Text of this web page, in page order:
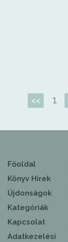
<< 1
Főoldal
Könyv Hírek
Újdonságok
Kategóriák
Kapcsolat
Adatkezelési